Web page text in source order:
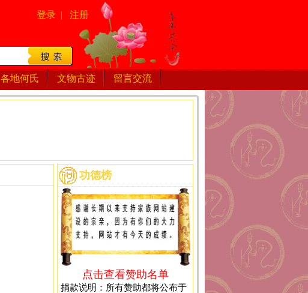
登录 | 注册
各地何氏 文物古迹 留言交流
功德榜
点击查看赞助名单
捐款说明：所有赞助都将公布于